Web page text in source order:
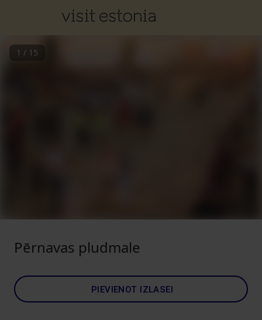
1 / 15
Pērnavas pludmale
PIEVIENOT IZLASEI